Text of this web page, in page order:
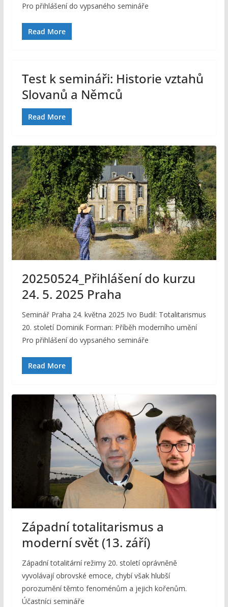
Pro přihlášení do vypsaného semináře
Read More
Test k semináři: Historie vztahů
Slovanů a Němců
Read More
20250524_Přihlášení do kurzu
24. 5. 2025 Praha
Seminář Praha 24. května 2025 Ivo Budil: Totalitarismus
20. století Dominik Forman: Příběh moderního umění
Pro přihlášení do vypsaného semináře
Read More
Západní totalitarismus a
moderní svět (13. září)
Západní totalitární režimy 20. století oprávněně
vyvolávají obrovské emoce, chybí však hlubší
porozumění těmto fenoménům a jejich kořenům.
Účastníci semináře